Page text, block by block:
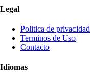
Legal
Politica de privacidad
Terminos de Uso
Contacto
Idiomas